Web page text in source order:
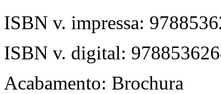
ISBN v. impressa:
ISBN v. digital:
Acabamento: Brochura